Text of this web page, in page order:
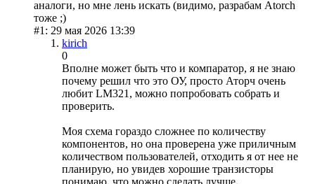
аналоги, но мне лень искать (видимо, разрабам Atorch
тоже ;)
#1: 29 мая 2026 13:39
kirich
0
Вполне может быть что и компаратор, я не знаю
почему решил что это ОУ, просто Аторч очень
любит LM321, можно попробовать собрать и
проверить.
Моя схема гораздо сложнее по количеству
компонентов, но она проверена уже приличным
количеством пользователей, отходить я от нее не
планирую, но увидев хорошие транзисторы
понимаю, что можно сделать лучше.